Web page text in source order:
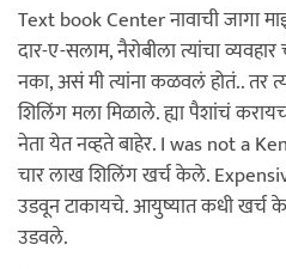
Text book Center नावाची जागा
दार-ए-सलाम, नैरोबीला त्यांचा
नका, असं मी त्यांना कळवलं होतं.. तर
शिलिंग मला मिळाले. ह्या पैशांचं
नेता येत नव्हते बाहेर. I was not a
चार लाख शिलिंग खर्च केले.
उडवून टाकायचे. आयुष्यात कधी खर्च
उडवले.